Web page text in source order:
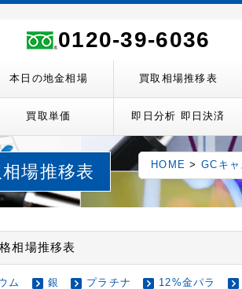
0120-39-6036
本日の地金相場 買取相場推移表
買取単価 即日分析 即日決済
場推移表 HOME >GCキ
相場推移表
ム 銀 プラチナ 12%金パラ